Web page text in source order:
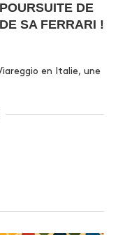
DE
SA FERRARI !
en Italie, une